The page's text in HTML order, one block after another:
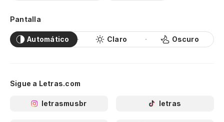
Pantalla
Automático Claro Oscuro
Sigue a Letras.com
letrasmusbr letras